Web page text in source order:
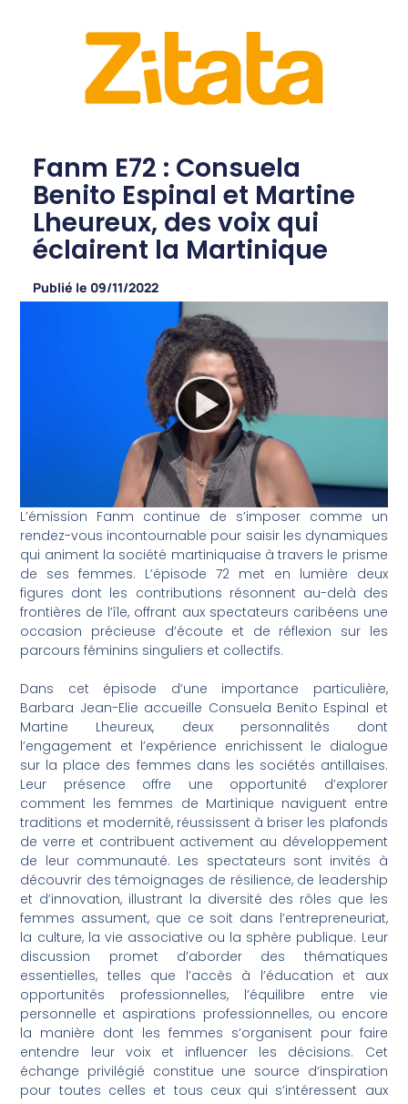
Fanm E72 : Consuela
Benito Espinal et Martine
Lheureux, des voix qui
éclairent la Martinique
Publié le 09/11/2022
L’émission Fanm continue de s’imposer comme un
rendez-vous incontournable pour saisir les dynamiques
qui animent la société martiniquaise à travers le prisme
de ses femmes. L’épisode 72 met en lumière deux
figures dont les contributions résonnent au-delà des
frontières de l’île, offrant aux spectateurs caribéens une
occasion précieuse d’écoute et de réflexion sur les
parcours féminins singuliers et collectifs.
Dans cet épisode d’une importance particulière,
Barbara Jean-Elie accueille Consuela Benito Espinal et
Martine Lheureux, deux personnalités dont
l’engagement et l’expérience enrichissent le dialogue
sur la place des femmes dans les sociétés antillaises.
Leur présence offre une opportunité d’explorer
comment les femmes de Martinique naviguent entre
traditions et modernité, réussissent à briser les plafonds
de verre et contribuent activement au développement
de leur communauté. Les spectateurs sont invités à
découvrir des témoignages de résilience, de leadership
et d’innovation, illustrant la diversité des rôles que les
femmes assument, que ce soit dans l’entrepreneuriat,
la culture, la vie associative ou la sphère publique. Leur
discussion promet d’aborder des thématiques
essentielles, telles que l’accès à l’éducation et aux
opportunités professionnelles, l’équilibre entre vie
personnelle et aspirations professionnelles, ou encore
la manière dont les femmes s’organisent pour faire
entendre leur voix et influencer les décisions. Cet
échange privilégié constitue une source d’inspiration
pour toutes celles et tous ceux qui s’intéressent aux